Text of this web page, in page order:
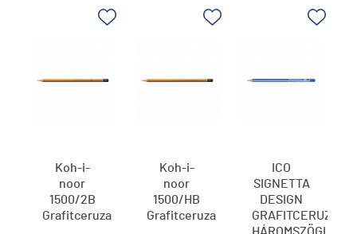
Koh-i-
noor
1500/2B
Grafitceruza
Koh-i-
noor
1500/HB
Grafitceruza
ICO
SIGNETTA
DESIGN
GRAFITCERUZA